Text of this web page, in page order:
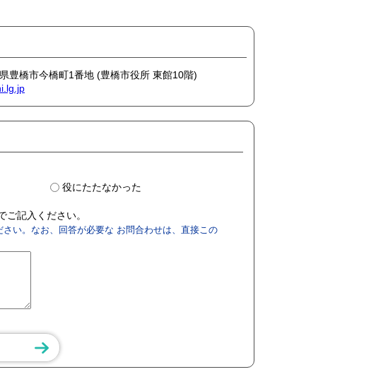
豊橋市今橋町1番地 (豊橋市役所 東館10階)
役にたたなかった
ご記入ください。
い。なお、回答が必要な お問合わせは、直接この